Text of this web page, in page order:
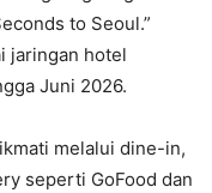
to Seoul.”
jaringan hotel
Juni 2026.
melalui dine-in,
seperti GoFood dan